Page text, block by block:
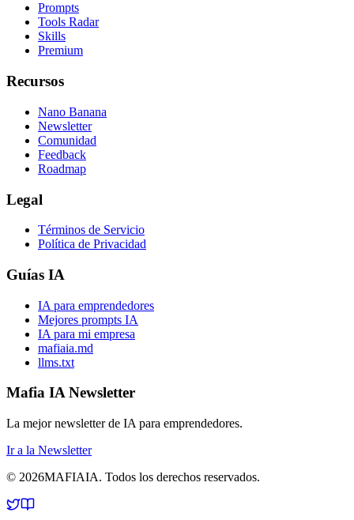
Prompts
Tools Radar
Skills
Premium
Recursos
Nano Banana
Newsletter
Comunidad
Feedback
Roadmap
Legal
Términos de Servicio
Política de Privacidad
Guías IA
IA para emprendedores
Mejores prompts IA
IA para mi empresa
mafiaia.md
llms.txt
Mafia IA Newsletter
La mejor newsletter de IA para emprendedores.
Ir a la Newsletter
© 2026MAFIAIA. Todos los derechos reservados.